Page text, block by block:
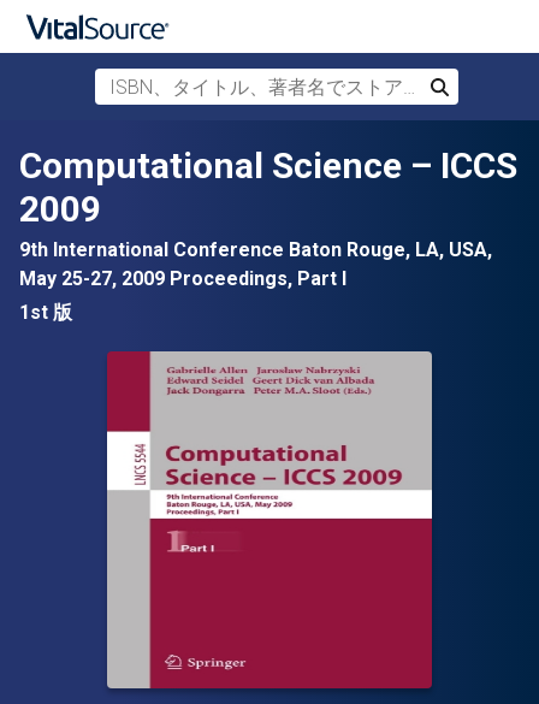
メインコンテンツへスキップ
ISBN、タイトル、著者名でストアを検索
検索
Computational Science – ICCS
2009
9th International Conference Baton Rouge, LA, USA,
May 25-27, 2009 Proceedings, Part I
1st 版